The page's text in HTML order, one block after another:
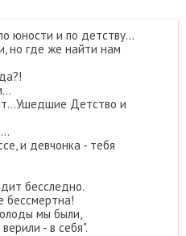
юности и по детству...
но где же найти нам
Детство и
и девчонка - тебя
бесследно.
бессмертна!
мы были,
- в себя".